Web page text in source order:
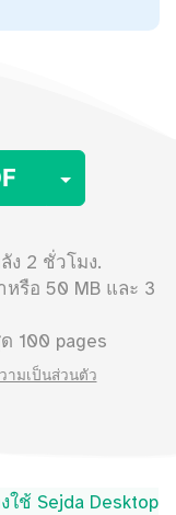
Toggle
ง 2 ชั่วโมง.
หรือ 50 MB และ 3
100 pages
ามเป็นส่วนตัว
ช้ Sejda Desktop